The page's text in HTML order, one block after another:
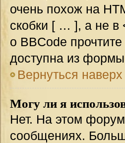
очень похож на
скобки [ … ], а не
о BBCode
доступна из
Вернуться наверх
Могу ли я
Нет. На этом
сообщениях.